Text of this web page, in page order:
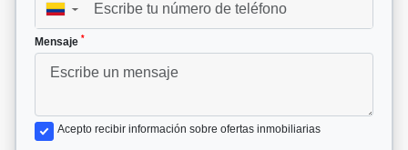
▼
Mensaje *
Acepto recibir información sobre ofertas inmobiliarias